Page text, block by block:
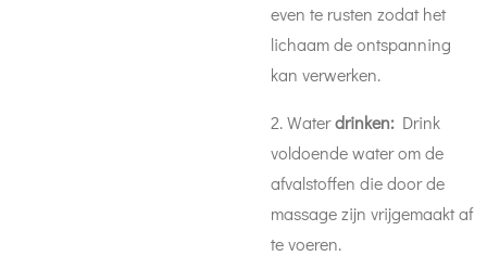
even te rusten zodat het
lichaam de ontspanning
kan verwerken.
2. Waterdrinken: Drink
voldoende water om de
afvalstoffen die door de
massage zijn vrijgemaakt af
te voeren.